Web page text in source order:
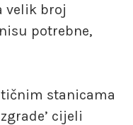
velik broj
potrebne,
stanicama
cijeli